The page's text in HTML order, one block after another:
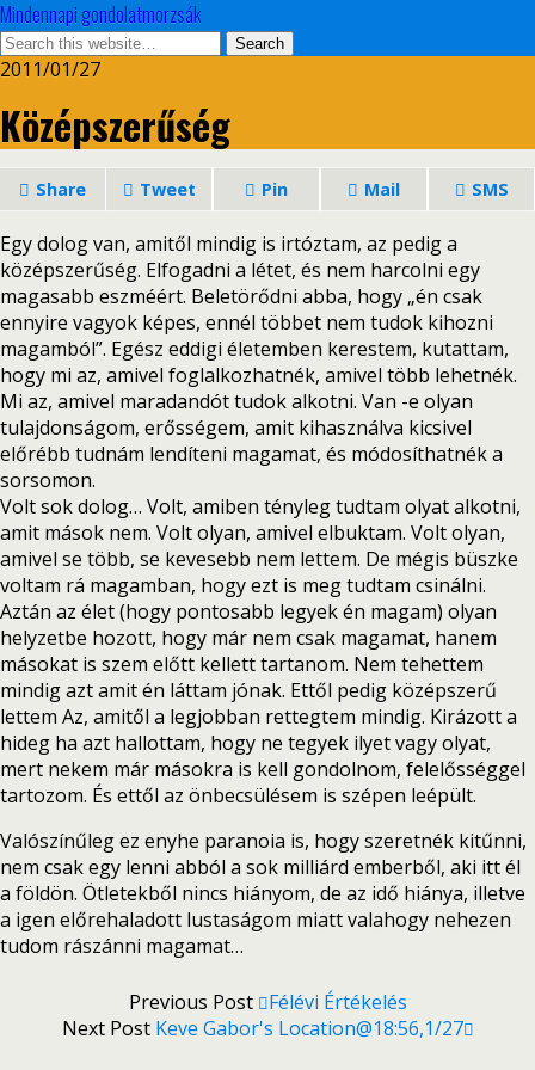
Mindennapi gondolatmorzsák
2011/01/27
Középszerűség
Share Tweet Pin Mail SMS
Egy dolog van, amitől mindig is irtóztam, az pedig a
középszerűség. Elfogadni a létet, és nem harcolni egy
magasabb eszméért. Beletörődni abba, hogy „én csak
ennyire vagyok képes, ennél többet nem tudok kihozni
magamból”. Egész eddigi életemben kerestem, kutattam,
hogy mi az, amivel foglalkozhatnék, amivel több lehetnék.
Mi az, amivel maradandót tudok alkotni. Van -e olyan
tulajdonságom, erősségem, amit kihasználva kicsivel
előrébb tudnám lendíteni magamat, és módosíthatnék a
sorsomon.
Volt sok dolog… Volt, amiben tényleg tudtam olyat alkotni,
amit mások nem. Volt olyan, amivel elbuktam. Volt olyan,
amivel se több, se kevesebb nem lettem. De mégis büszke
voltam rá magamban, hogy ezt is meg tudtam csinálni.
Aztán az élet (hogy pontosabb legyek én magam) olyan
helyzetbe hozott, hogy már nem csak magamat, hanem
másokat is szem előtt kellett tartanom. Nem tehettem
mindig azt amit én láttam jónak. Ettől pedig középszerű
lettem Az, amitől a legjobban rettegtem mindig. Kirázott a
hideg ha azt hallottam, hogy ne tegyek ilyet vagy olyat,
mert nekem már másokra is kell gondolnom, felelősséggel
tartozom. És ettől az önbecsülésem is szépen leépült.
Valószínűleg ez enyhe paranoia is, hogy szeretnék kitűnni,
nem csak egy lenni abból a sok milliárd emberből, aki itt él
a földön. Ötletekből nincs hiányom, de az idő hiánya, illetve
a igen előrehaladott lustaságom miatt valahogy nehezen
tudom rászánni magamat…
Previous Post
Félévi Értékelés
Next Post Keve Gabor's Location@18:56,1/27